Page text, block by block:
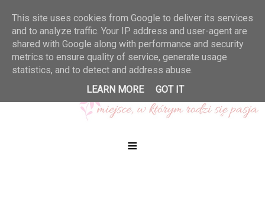
≡
This site uses cookies from Google to deliver its services
and to analyze traffic. Your IP address and user-agent are
shared with Google along with performance and security
metrics to ensure quality of service, generate usage
statistics, and to detect and address abuse.
LEARN MORE
GOT IT